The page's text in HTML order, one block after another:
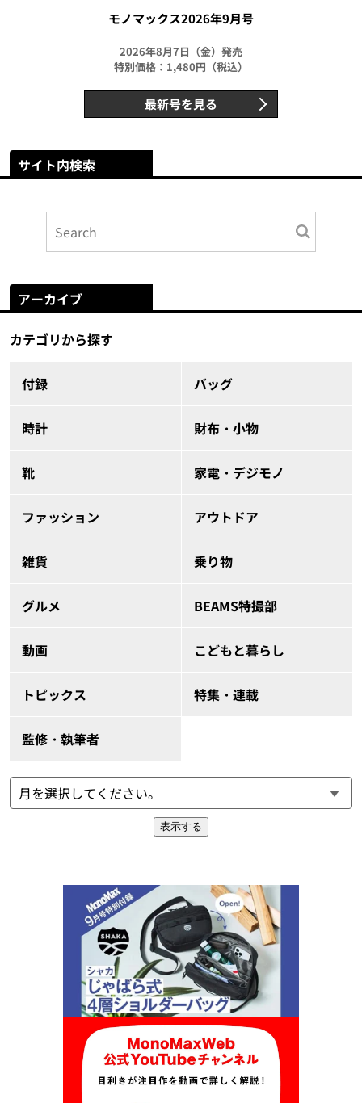
モノマックス2026年9月号
2026年8月7日（金）発売
特別価格：1,480円（税込）
最新号を見る
サイト内検索
アーカイブ
カテゴリから探す
付録 バッグ
時計 財布・小物
靴 家電・デジモノ
ファッション アウトドア
雑貨 乗り物
グルメ BEAMS特撮部
動画 こどもと暮らし
トピックス 特集・連載
監修・執筆者
表示する